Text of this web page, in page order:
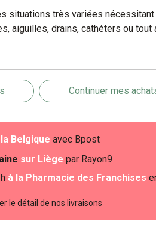
situations très variées nécessitant
aiguilles, drains, cathéters ou tout
Continuer mes
la Belgique avec Bpost
sur Liège par Rayon9
à la Pharmacie des Franchises
le détail de nos livraisons